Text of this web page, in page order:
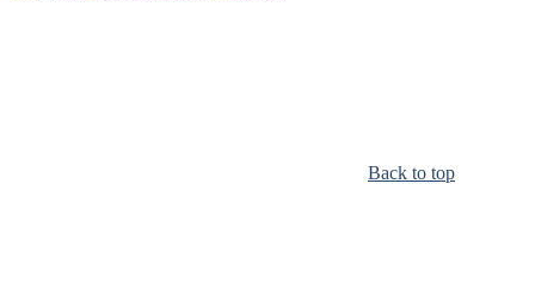
Back to top